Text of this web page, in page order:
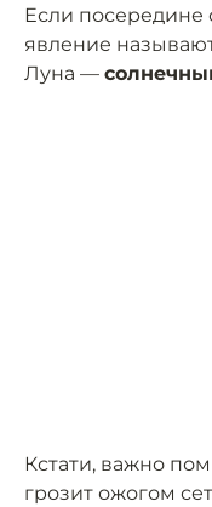
Если посередине
явление
Луна —
Кстати, важно
грозит ожогом